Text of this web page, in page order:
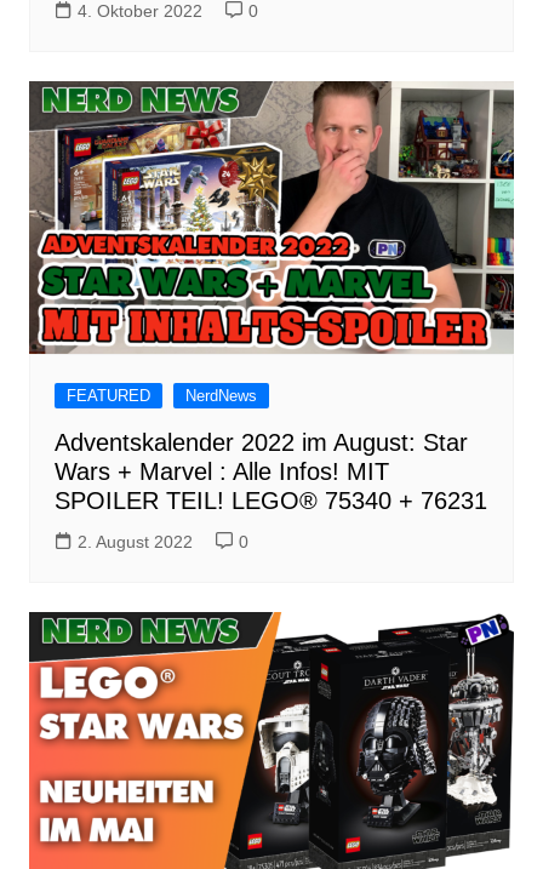
4. Oktober 2022 0
FEATURED NerdNews
Adventskalender 2022 im August: Star
Wars + Marvel : Alle Infos! MIT
SPOILER TEIL! LEGO® 75340 + 76231
2. August 2022 0